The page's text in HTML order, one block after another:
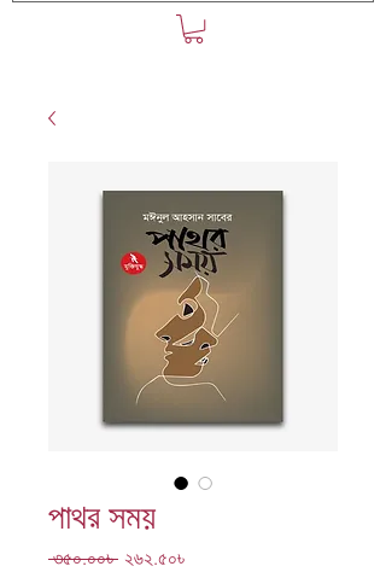
পাথর সময়
৩৫০.০০৳ Regular
২৬২.৫০৳Sale